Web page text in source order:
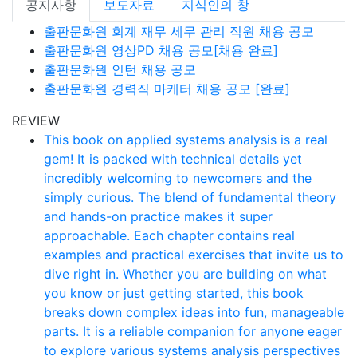
공지사항
보도자료
지식인의 창
출판문화원 회계 재무 세무 관리 직원 채용 공모
출판문화원 영상PD 채용 공모[채용 완료]
출판문화원 인턴 채용 공모
출판문화원 경력직 마케터 채용 공모 [완료]
REVIEW
This book on applied systems analysis is a real
gem! It is packed with technical details yet
incredibly welcoming to newcomers and the
simply curious. The blend of fundamental theory
and hands-on practice makes it super
approachable. Each chapter contains real
examples and practical exercises that invite us to
dive right in. Whether you are building on what
you know or just getting started, this book
breaks down complex ideas into fun, manageable
parts. It is a reliable companion for anyone eager
to explore various systems analysis perspectives